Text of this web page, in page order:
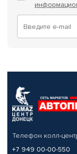
Телефон колл-
+7 949 00-00-550